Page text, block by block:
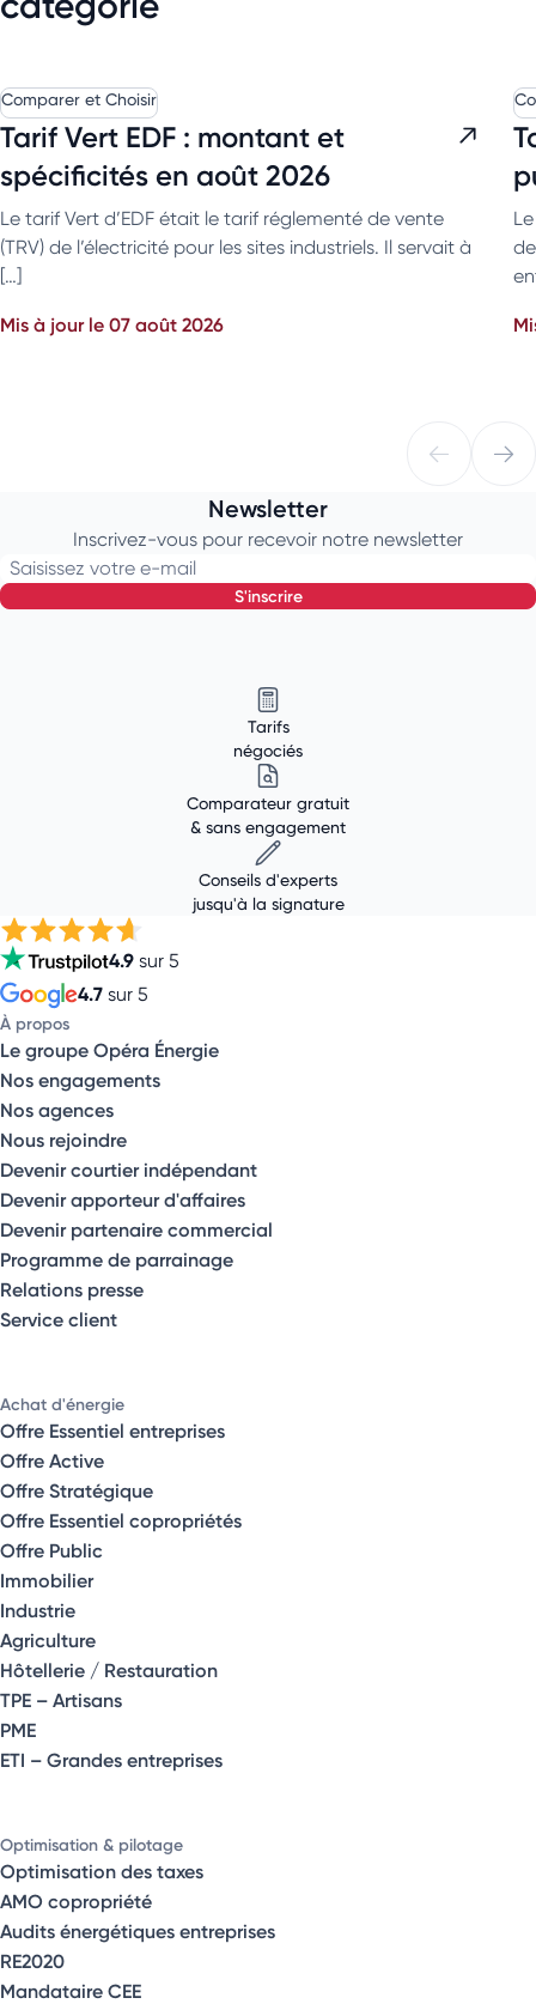
Comparer et Choisir
Tarif Vert EDF : montant et
spécificités en août 2026
Le tarif Vert d’EDF était le tarif réglementé de vente
(TRV) de l’électricité pour les sites industriels. Il servait à
[…]
Mis à jour le 07 août 2026
Newsletter
Inscrivez-vous pour recevoir notre newsletter
Saisissez votre e-mail
s'inscrire
Tarifs
négociés
Comparateur gratuit
& sans engagement
Conseils d'experts
jusqu'à la signature
4.9 sur 5
4.7 sur 5
À propos
Le groupe Opéra Énergie
Nos engagements
Nos agences
Nous rejoindre
Devenir courtier indépendant
Devenir apporteur d'affaires
Devenir partenaire commercial
Programme de parrainage
Relations presse
Service client
Achat d'énergie
Offre Essentiel entreprises
Offre Active
Offre Stratégique
Offre Essentiel copropriétés
Offre Public
Immobilier
Industrie
Agriculture
Hôtellerie / Restauration
TPE – Artisans
PME
ETI – Grandes entreprises
Optimisation & pilotage
Optimisation des taxes
AMO copropriété
Audits énergétiques entreprises
RE2020
Mandataire CEE